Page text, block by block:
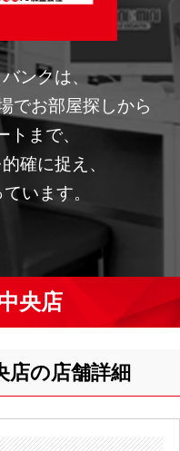
ンクは、
でお部屋探しから
トまで、
確に捉え、
います。
央店
店の店舗詳細